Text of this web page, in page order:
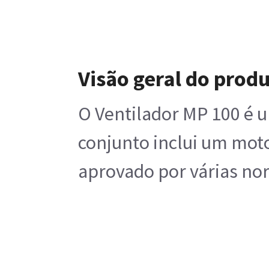
Visão geral do
O Ventilador MP 100 é
conjunto inclui um
aprovado por várias